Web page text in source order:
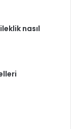
nasıl